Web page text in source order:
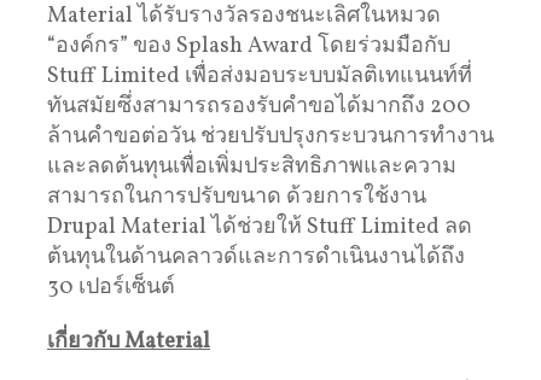
Material ได้รับรางวัลรองชนะเลิศในหมวด
“องค์กร” ของ Splash Award โดยร่วมมือกับ
Stuff Limited เพื่อส่งมอบระบบมัลติเทแนนท์ที่
ทันสมัยซึ่งสามารถรองรับคำขอได้มากถึง 200
ล้านคำขอต่อวัน ช่วยปรับปรุงกระบวนการทำงาน
และลดต้นทุนเพื่อเพิ่มประสิทธิภาพและความ
สามารถในการปรับขนาด ด้วยการใช้งาน
Drupal Material ได้ช่วยให้ Stuff Limited ลด
ต้นทุนในด้านคลาวด์และการดำเนินงานได้ถึง
30 เปอร์เซ็นต์
เกี่ยวกับMaterial